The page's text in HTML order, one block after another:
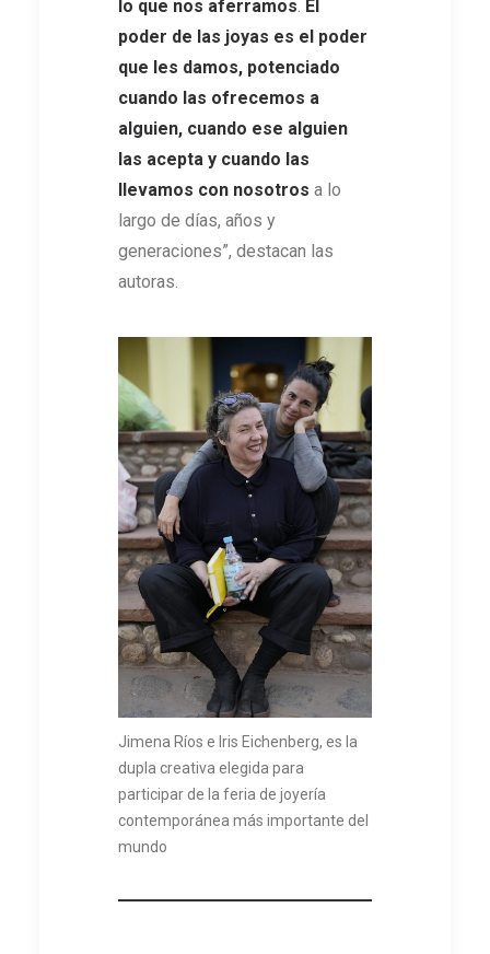
Jimena Ríos e Iris Eichenberg, es la
dupla creativa elegida para
participar de la feria de joyería
contemporánea más importante del
mundo
lo que nos aferramos. El
poder de las joyas es el poder
que les damos, potenciado
cuando las ofrecemos a
alguien, cuando ese alguien
las acepta y cuando las
llevamos con nosotros a lo
largo de días, años y
generaciones”, destacan las
autoras.